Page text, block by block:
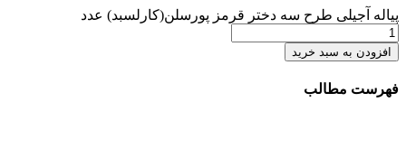
پیاله آجیلی طرح سه دختر قرمز پورسلن(کارلسبد) عدد
افزودن به سبد خرید
فهرست مطالب